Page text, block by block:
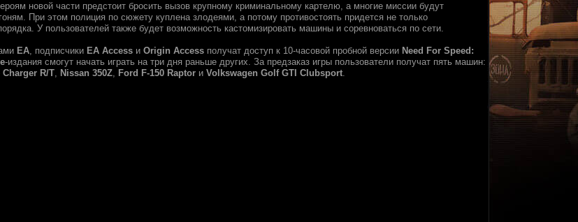
новой части предстоит бросить вызов крупному криминальному картелю, а многие миссии будут
При этом полиция по сюжету куплена злодеями, а потому противостоять придется не только
У пользователей также будет возможность кастомизировать машины и соревноваться по сети.
EA, подписчики EA Access и Origin Access получат доступ к 10-часовой пробной версии Need For Speed:
-издания смогут начать играть на три дня раньше других. За предзаказ игры пользователи получат пять машин:
Charger R/T, Nissan 350Z, Ford F-150 Raptor и Volkswagen Golf GTI Clubsport.